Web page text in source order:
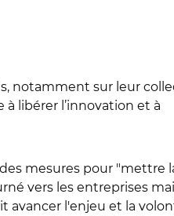
notamment sur leur
libérer l’innovation et à
mesures pour "mettre
vers les entreprises
avancer l'enjeu et la